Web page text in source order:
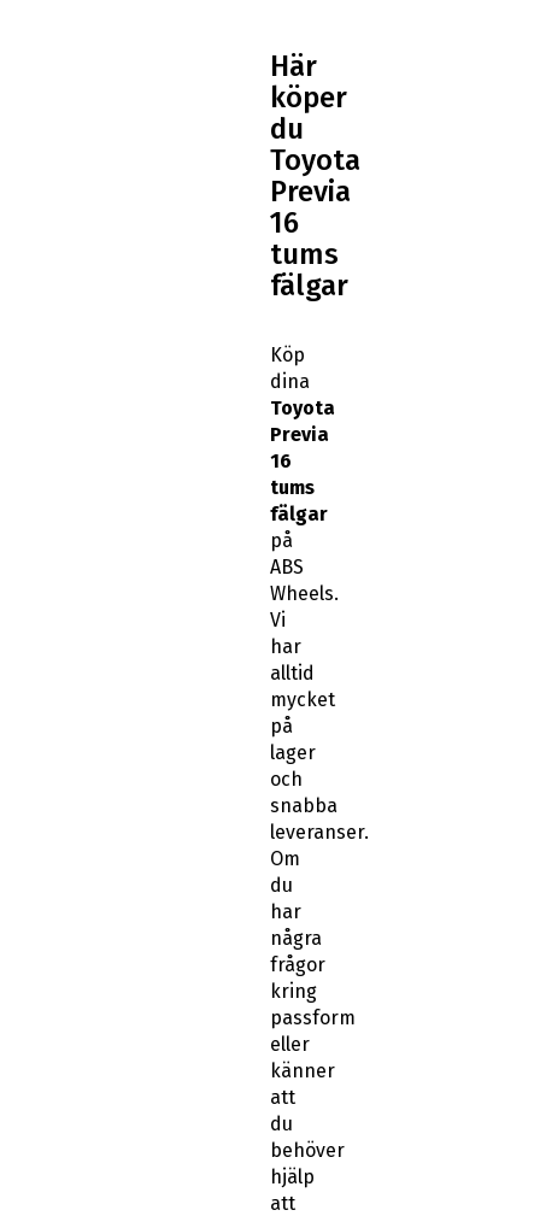
Här
köper
du
Toyota
Previa
16
tums
fälgar
Köp
dina
Toyota
Previa
16
tums
fälgar
på
ABS
Wheels.
Vi
har
alltid
mycket
på
lager
och
snabba
leveranser.
Om
du
har
några
frågor
kring
passform
eller
känner
att
du
behöver
hjälp
att